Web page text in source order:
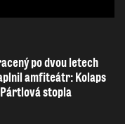
po dvou letech
amfiteátr: Kolaps
stopla